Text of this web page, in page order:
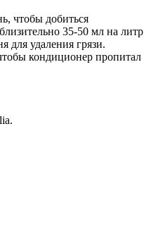
чтобы добиться
35-50 мл на литр
для удаления грязи.
кондиционер пропитал